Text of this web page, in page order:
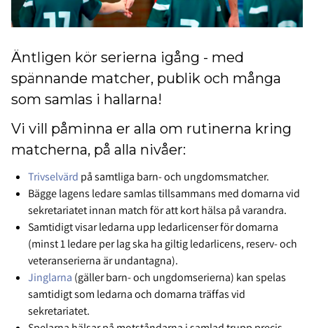
Äntligen kör serierna igång - med
spännande matcher, publik och många
som samlas i hallarna!
Vi vill påminna er alla om rutinerna kring
matcherna, på alla nivåer:
Trivselvärd på samtliga barn- och ungdomsmatcher.
Bägge lagens ledare samlas tillsammans med domarna vid
sekretariatet innan match för att kort hälsa på varandra.
Samtidigt visar ledarna upp ledarlicenser för domarna
(minst 1 ledare per lag ska ha giltig ledarlicens, reserv- och
veteranserierna är undantagna).
Jinglarna (gäller barn- och ungdomserierna) kan spelas
samtidigt som ledarna och domarna träffas vid
sekretariatet.